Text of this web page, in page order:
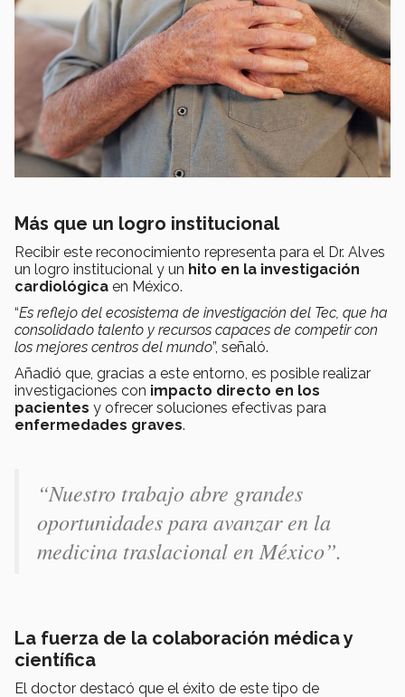
Más que un logro institucional
Recibir este reconocimiento representa para el Dr. Alves
un logro institucional y un hito en la investigación
cardiológica en México.
“Es reflejo del ecosistema de investigación del Tec, que ha
consolidado talento y recursos capaces de competir con
los mejores centros del mundo”, señaló.
Añadió que, gracias a este entorno, es posible realizar
investigaciones con impacto directo en los
pacientes y ofrecer soluciones efectivas para
enfermedades graves.
“Nuestro trabajo abre grandes
oportunidades para avanzar en la
medicina traslacional en México”.
La fuerza de la colaboración médica y
científica
El doctor destacó que el éxito de este tipo de